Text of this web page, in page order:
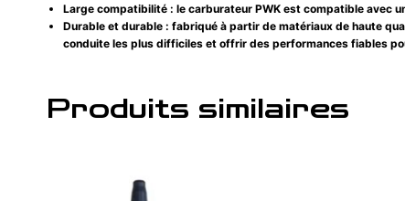
Large compatibilité : le carburateur PWK est compatible avec
Durable et durable : fabriqué à partir de matériaux de haute
conduite les plus difficiles et offrir des performances fiables
Produits similaires